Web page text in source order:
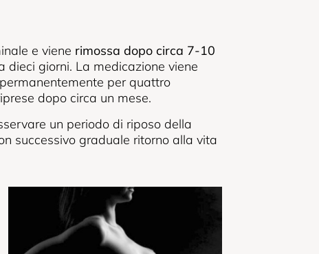
e viene rimossa dopo circa 7-10
dieci giorni. La medicazione viene
per quattro
dopo circa un mese.
un periodo di riposo della
successivo gradua­le ritorno alla vita